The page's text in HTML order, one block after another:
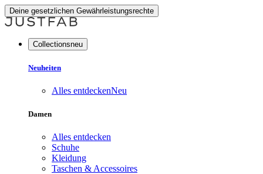
Deine gesetzlichen Gewährleistungsrechte
Collectionsneu
Neuheiten
Alles entdeckenNeu
Damen
Alles entdecken
Schuhe
Kleidung
Taschen & Accessoires